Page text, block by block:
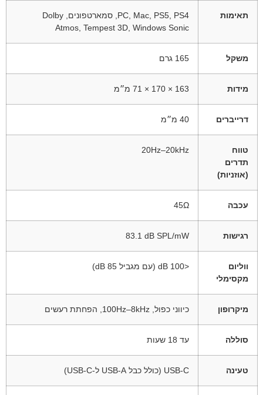
תאימות
PC, Mac, PS5, PS4, סמארטפונים, Dolby
Atmos, Tempest 3D, Windows Sonic
משקל 165 גרם
מידות 163 × 170 × 71 מ״מ
דרייברים 40 מ״מ
טווח
תדרים
(אוזניות)
‎20Hz–20kHz
עכבה 45Ω
רגישות ‎83.1 dB SPL/mW
ווליום
מקסימלי
<100 dB (עם מגביל 85 dB)
מיקרופון כיווני כפול, 100Hz–8kHz, הפחתת רעשים
סוללה עד 18 שעות
טעינה USB-C (כולל כבל USB-A ל-USB-C)